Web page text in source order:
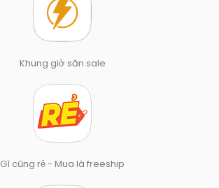
Khung giờ săn sale
Gì cũng rẻ - Mua là freeship